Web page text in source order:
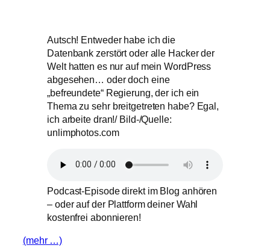
Autsch! Entweder habe ich die
Datenbank zerstört oder alle Hacker der
Welt hatten es nur auf mein WordPress
abgesehen… oder doch eine
„befreundete“ Regierung, der ich ein
Thema zu sehr breitgetreten habe? Egal,
ich arbeite dran!/ Bild-/Quelle:
unlimphotos.com
Podcast-Episode direkt im Blog anhören
– oder auf der Plattform deiner Wahl
kostenfrei abonnieren!
(mehr …)